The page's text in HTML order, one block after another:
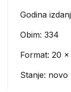
Godina
Obim: 334
Format: 20 x
Stanje: novo